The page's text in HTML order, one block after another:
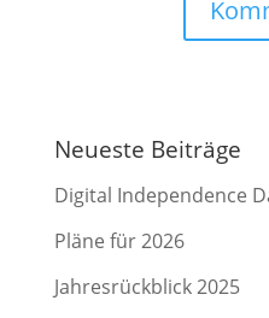
Neueste Beiträge
Digital Independence
Pläne für 2026
Jahresrückblick 2025